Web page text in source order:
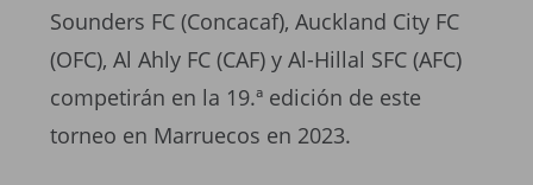
Sounders FC (Concacaf), Auckland City FC
(OFC), Al Ahly FC (CAF) y Al-Hillal SFC (AFC)
competirán en la 19.ª edición de este
torneo en Marruecos en 2023.